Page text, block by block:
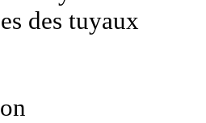
des tuyaux